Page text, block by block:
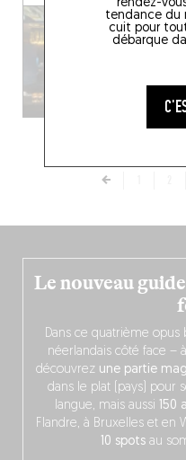
rendez-
tendance du
cuit pour
débarque
Le nouveau
Dans ce quatrième opus
néerlandais côté face –
découvrez une partie
dans le plat (pays) pour
langue, mais aussi 150
Flandre, à Bruxelles et en
10 spots au